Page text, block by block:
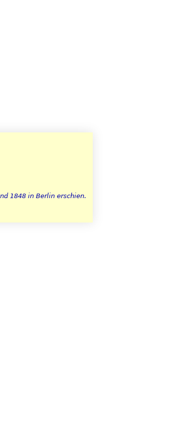
1848 in Berlin erschien.